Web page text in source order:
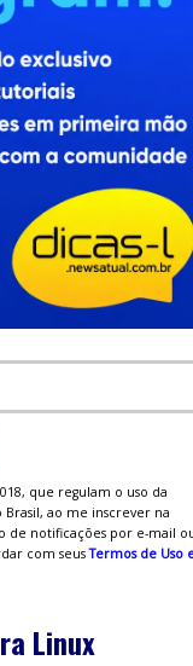
Contato
RSS
que regulam o uso da
ao me inscrever na
de notificações por e-mail
com seusTermos de Uso
Linux